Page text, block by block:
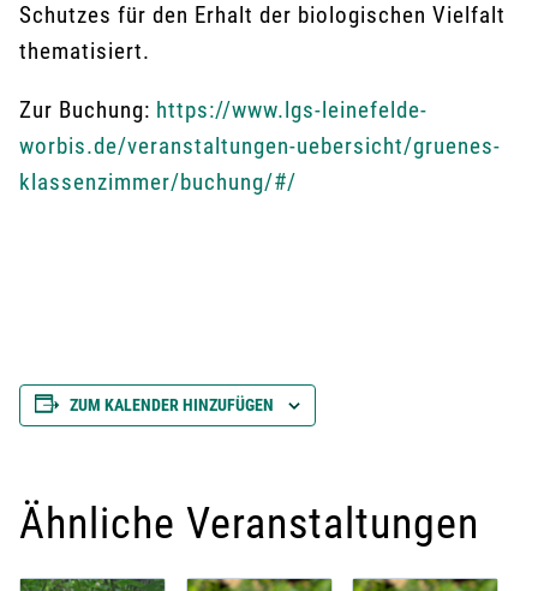
Schutzes für den Erhalt der biologischen Vielfalt
thematisiert.
Zur Buchung: https://www.lgs-leinefelde-
worbis.de/veranstaltungen-uebersicht/gruenes-
klassenzimmer/buchung/#/
ZUM KALENDER HINZUFÜGEN
Ähnliche Veranstaltungen